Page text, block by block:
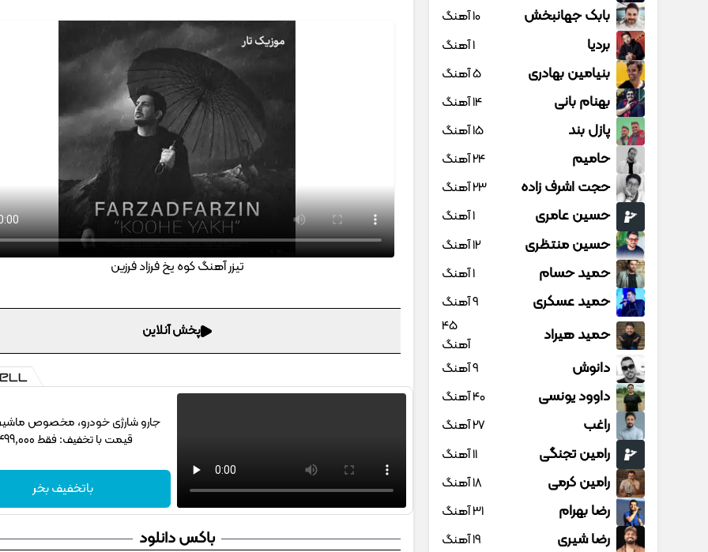
تیزر آهنگ کوه یخ فرزاد فرزین
پخش آنلاین
جارو شارژی خودرو، مخصوص
قیمت با تخفیف: فقط 1,499,000
باتخفیف بخر
باکس دانلود
بابک جهانبخش 10 آهنگ
بردیا 1 آهنگ
بنیامین بهادری 5 آهنگ
بهنام بانی 14 آهنگ
پازل بند 15 آهنگ
حامیم 24 آهنگ
حجت اشرف زاده 23 آهنگ
حسین عامری 1 آهنگ
حسین منتظری 12 آهنگ
حمید حسام 1 آهنگ
حمید عسکری 9 آهنگ
حمید هیراد
45
آهنگ
دانوش 9 آهنگ
داوود یونسی 40 آهنگ
راغب 27 آهنگ
رامین تجنگی 11 آهنگ
رامین کرمی 18 آهنگ
رضا بهرام 31 آهنگ
رضا شیری 19 آهنگ